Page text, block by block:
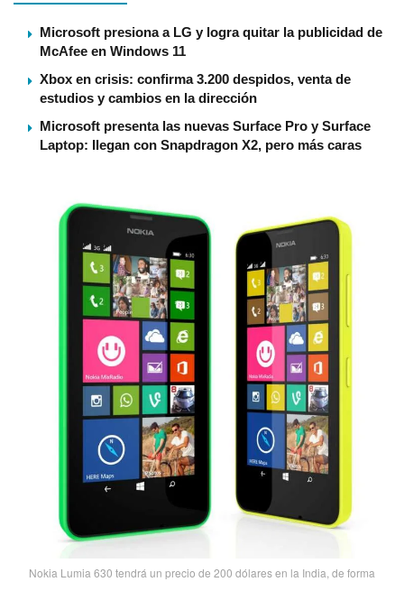
Microsoft presiona a LG y logra quitar la publicidad de
McAfee en Windows 11
Xbox en crisis: confirma 3.200 despidos, venta de
estudios y cambios en la dirección
Microsoft presenta las nuevas Surface Pro y Surface
Laptop: llegan con Snapdragon X2, pero más caras
Nokia Lumia 630 tendrá un precio de 200 dólares en la India, de forma